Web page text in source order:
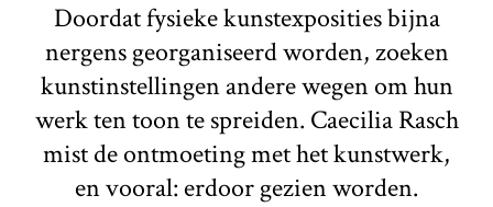
Doordat fysieke kunstexposities bijna
nergens georganiseerd worden, zoeken
kunstinstellingen andere wegen om hun
werk ten toon te spreiden. Caecilia Rasch
mist de ontmoeting met het kunstwerk,
en vooral: erdoor gezien worden.